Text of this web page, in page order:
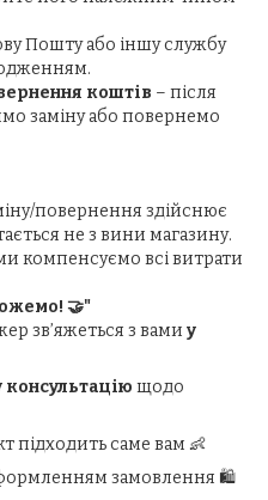
Пошту або іншу службу
коштів – після
заміну або повернемо
повернення здійснює
не з вини магазину.
компенсуємо всі витрати
🤝"
зв’яжеться з вами у
щодо
підходить саме вам 👶
замовлення 🛍️